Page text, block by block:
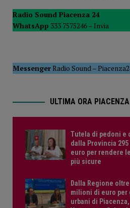
POLITICA
[ 5 Agosto 2026 ]
Radio Sound Piacenza 24
WhatsApp 333 7575246 – Invia
MessengerRadio Sound–
ULTIMA ORA PIACENZA
Tutela di pedoni e
dalla Provincia 295
euro per rendere
più sicure
Dalla Regione
milioni di euro per
urbani di Piacenza,